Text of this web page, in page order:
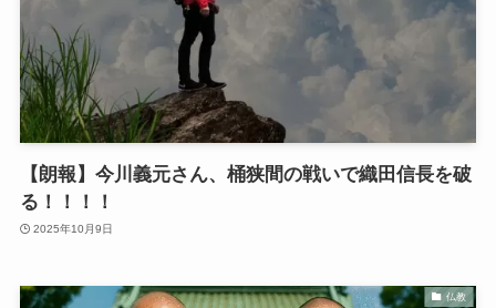
【朗報】今川義元さん、桶狭間の戦いで織田信長を破
る！！！！
2025年10月9日
仏教